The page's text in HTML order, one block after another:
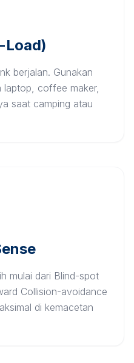
berjalan. Gunakan
laptop, coffee maker,
saat camping atau
mulai dari Blind-spot
Collision-avoidance
di kemacetan